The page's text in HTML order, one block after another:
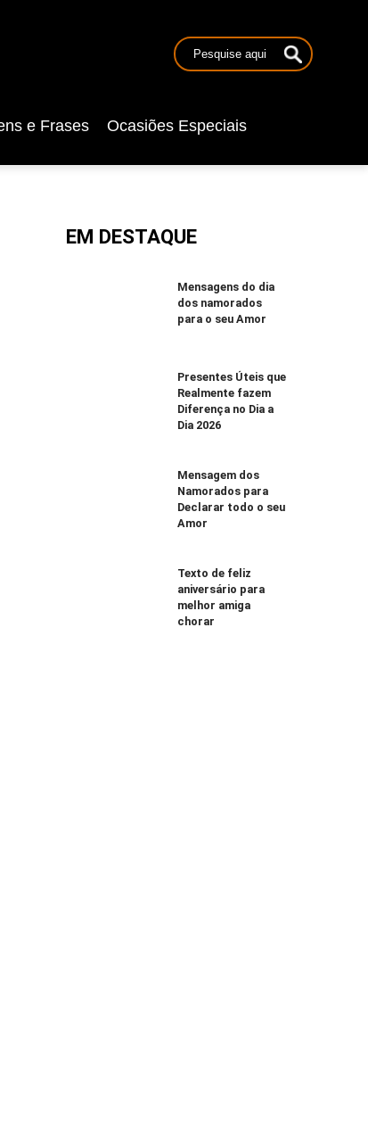
e Frases Ocasiões Especiais
EM DESTAQUE
Mensagens do dia
dos namorados
para o seu Amor
Presentes Úteis que
Realmente fazem
Diferença no Dia a
Dia 2026
Mensagem dos
Namorados para
Declarar todo o seu
Amor
Texto de feliz
aniversário para
melhor amiga
chorar